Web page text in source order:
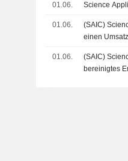
01.06. Science
01.06.
(SAIC)
einen
01.06.
(SAIC)
bereinigtes